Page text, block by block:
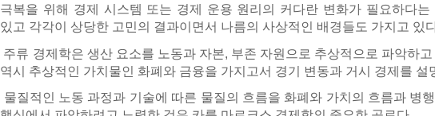
극복을 위해 경제 시스템 또는 경제 운용 원리의 커다란 변화가 필요하다
있고 각각이 상당한 고민의 결과이면서 나름의 사상적인 배경들도 가지고 있
주류 경제학은 생산 요소를 노동과 자본, 부존 자원으로 추상적으로 파악하
역시 추상적인 가치물인 화폐와 금융을 가지고서 경기 변동과 거시 경제를
물질적인 노동 과정과 기술에 따른 물질의 흐름을 화폐와 가치의 흐름과 병